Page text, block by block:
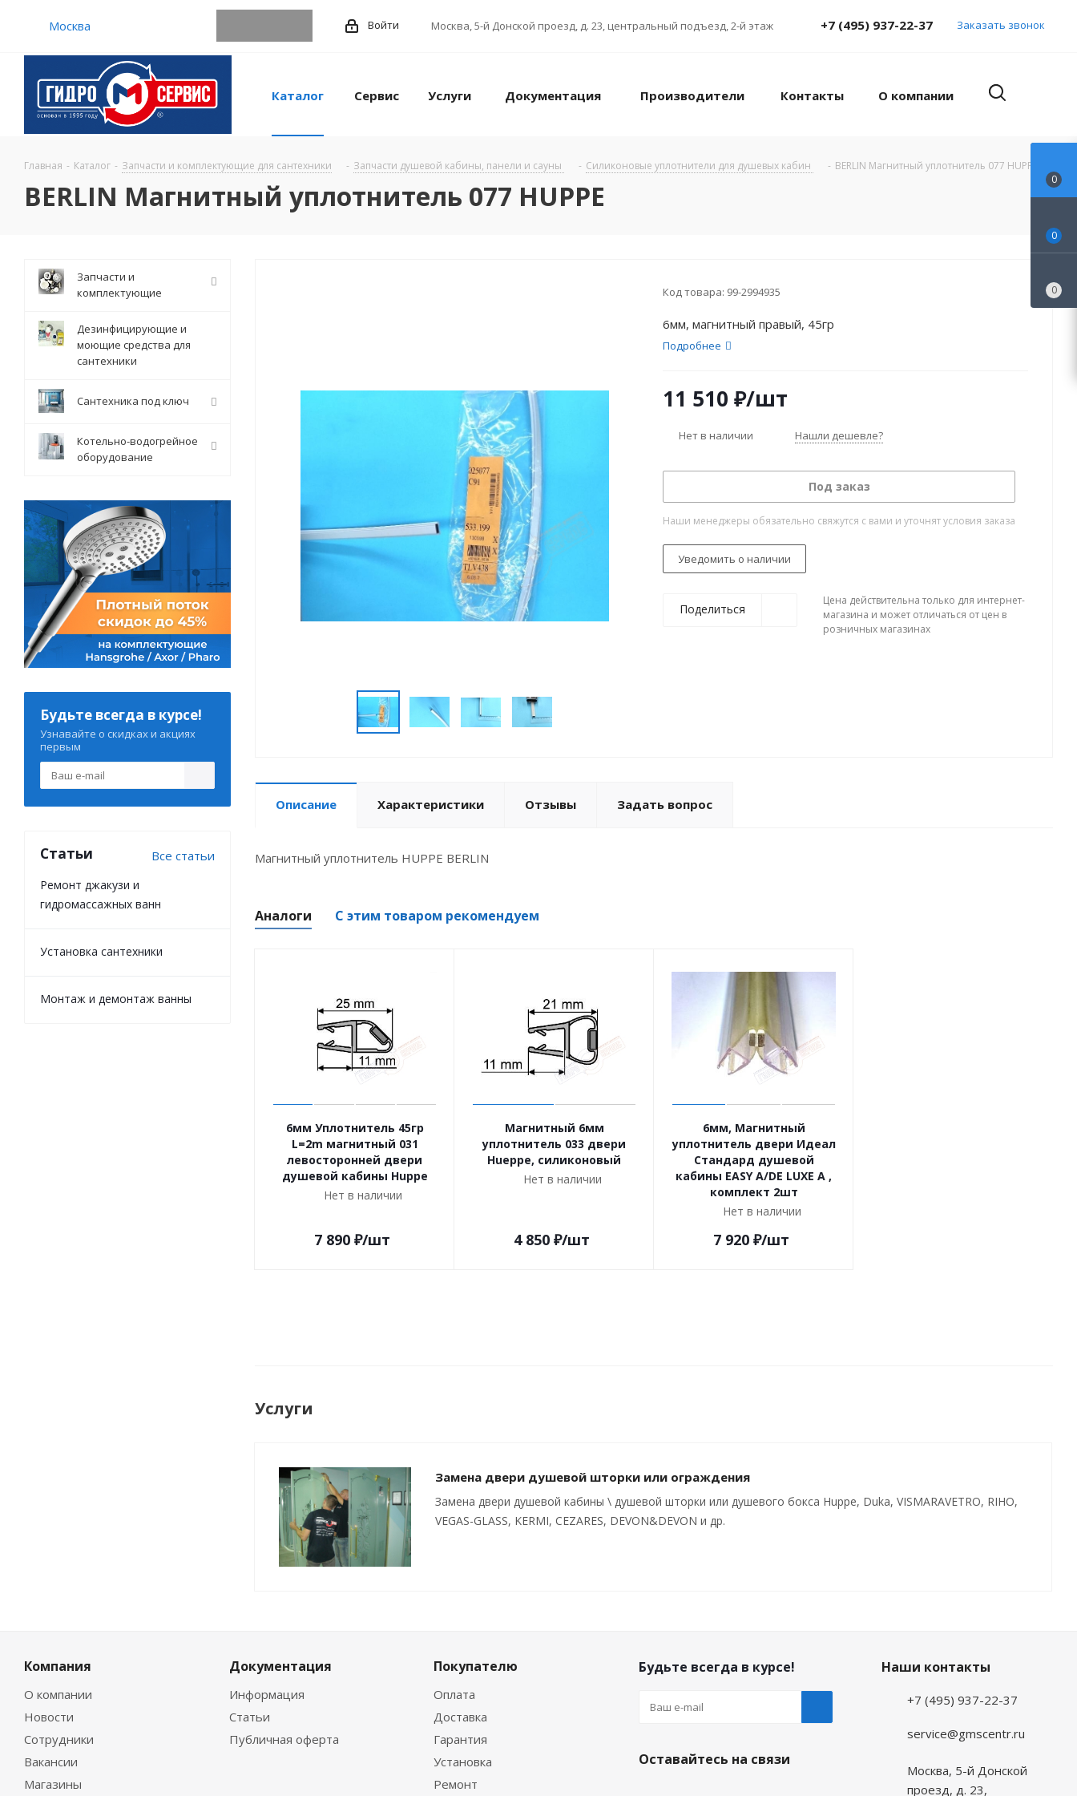
Москва Войти Москва,5-й Донской проезд, д. 23, центральный подъезд, 2-й этаж +7 (495) 937-22-37 Заказать звонок
Каталог Сервис Услуги Документация Производители Контакты О компании
Главная - Каталог - Запчасти и комплектующие для сантехники - Запчасти душевой кабины, панели и сауны - Силиконовые уплотнители для душевых кабин - BERLIN Магнитный уплотнитель 077 HUPPE
BERLIN Магнитный уплотнитель 077 HUPPE
Код товара: 99-2994935
6мм, магнитный правый, 45гр
Подробнее
11 510 ₽/шт
Нет в наличии Нашли дешевле?
Под заказ
Наши менеджеры обязательно свяжутся с вами и уточнят условия заказа
Уведомить о наличии
Поделиться
Цена действительна только для интернет-
магазина и может отличаться от цен в
розничных магазинах
Описание Характеристики Отзывы Задать вопрос
Магнитный уплотнитель HUPPE BERLIN
Аналоги С этим товаром рекомендуем
6мм Уплотнитель 45гр
L=2m магнитный 031
левосторонней двери
душевой кабины Huppe
Нет в наличии
7 890₽/шт
Магнитный 6мм
уплотнитель 033 двери
Hueppe, силиконовый
Нет в наличии
4 850₽/шт
6мм, Магнитный
уплотнитель двери Идеал
Стандард душевой
кабины EASY A/DE LUXE A ,
комплект 2шт
Нет в наличии
7 920₽/шт
Услуги
Замена двери душевой шторки или ограждения
Замена двери душевой кабины \ душевой шторки или душевого бокса Huppe, Duka, VISMARAVETRO, RIHO,
VEGAS-GLASS, KERMI, CEZARES, DEVON&DEVON и др.
Запчасти и
комплектующие
Дезинфицирующие и
моющие средства для
сантехники
Сантехника под ключ
Котельно-водогрейное
оборудование
Будьте всегда в курсе!
Узнавайте о скидках и акциях
первым
Статьи Все статьи
Ремонт джакузи и
гидромассажных ванн
Установка сантехники
Монтаж и демонтаж ванны
Компания
О компании
Новости
Сотрудники
Вакансии
Магазины
Документация
Информация
Статьи
Публичная оферта
Покупателю
Оплата
Доставка
Гарантия
Установка
Ремонт
Будьте всегда в курсе!
Оставайтесь на связи
Наши контакты
+7 (495) 937-22-37
service@gmscentr.ru
Москва, 5-й Донской
проезд, д. 23,
0
0
0